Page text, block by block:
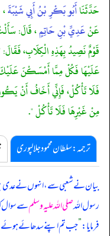
حَدَّثَنَاأَبُو بَكْرِ بْنُ أَبِي شَيْبَةَ
عَنْعَدِيِّ بْنِ حَاتِمٍ، قَالَ:
قَوْمٌ نَصِيدُ بِهَذِهِ الْكِلَابِ،
عَلَيْهَا فَكُلْ مِمَّا أَمْسَكْنَ
فَلَا تَأْكُلْ، فَإِنِّي أَخَافُ أَنْ
مِنْ غَيْرِهَا فَلَا تَأْكُلْ ".
ترجمہ:سلطان محمود جلالپوری
بیان نے شعبی سے، انہوں نے عدی
رسول اللہصلی اللہ علیہ وسلمسے سوال
فرمایا:”جب تم اپنے سدھائے ہوئے کتے